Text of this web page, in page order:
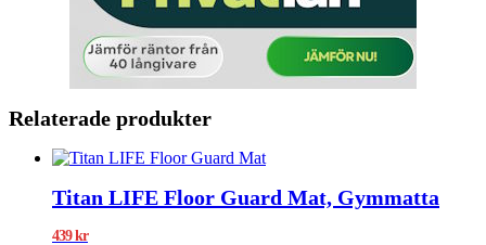
Relaterade produkter
Titan LIFE Floor Guard Mat, Gymmatta
439kr